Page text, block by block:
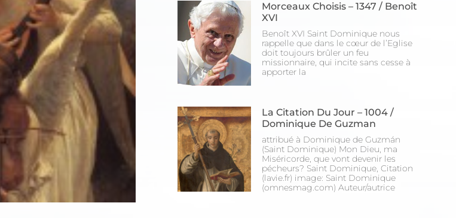
Morceaux Choisis – 1347 / Benoît
XVI
Benoît XVI Saint Dominique nous
rappelle que dans le cœur de l’Eglise
doit toujours brûler un feu
missionnaire, qui incite sans cesse à
apporter la
La Citation Du Jour – 1004 /
Dominique De Guzman
attribué à Dominique de Guzmán
(Saint Dominique) Mon Dieu, ma
Miséricorde, que vont devenir les
pécheurs? Saint Dominique, Citation
(lavie.fr) image: Saint Dominique
(omnesmag.com) Auteur/autrice